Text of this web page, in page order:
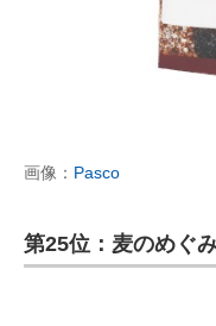
画像： Pasco
第25位：麦のめぐ